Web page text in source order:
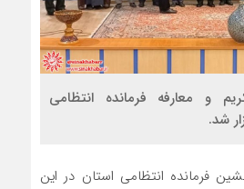
و معارفه فرمانده انتظامی
شد.
فرمانده انتظامی استان در این